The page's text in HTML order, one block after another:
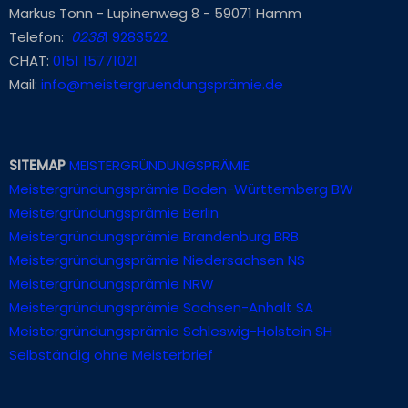
Markus Tonn - Lupinenweg 8 - 59071 Hamm
Telefon: 02381 9283522
CHAT: 0151 15771021
Mail: info@meistergruendungsprämie.de
SITEMAP MEISTERGRÜNDUNGSPRÄMIE
Meistergründungsprämie Baden-Württemberg BW
Meistergründungsprämie Berlin
Meistergründungsprämie Brandenburg BRB
Meistergründungsprämie Niedersachsen NS
Meistergründungsprämie NRW
Meistergründungsprämie Sachsen-Anhalt SA
Meistergründungsprämie Schleswig-Holstein SH
Selbständig ohne Meisterbrief